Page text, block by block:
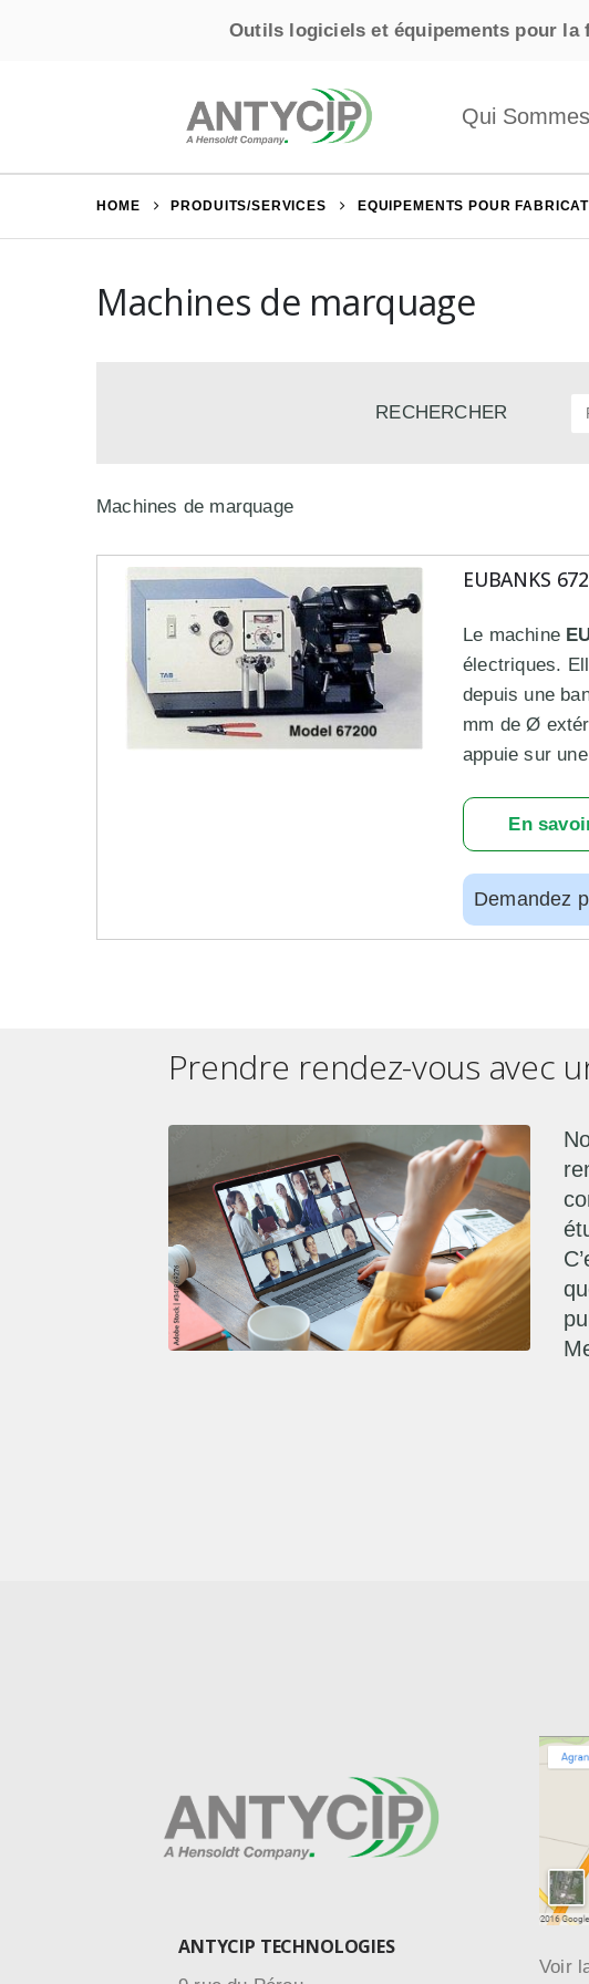
Outils logiciels et équipements pour
Qui
HOME PRODUITS/SERVICES EQUIPEMENTS POUR
Machines de marquage
Recherche
RECHERCHER
Machines de marquage
EUBANKS
Le machine
électriques.
depuis une
mm de Ø
appuie sur
En
Demandez
Prendre rendez-vous avec
ANTYCIP TECHNOLOGIES
Voir